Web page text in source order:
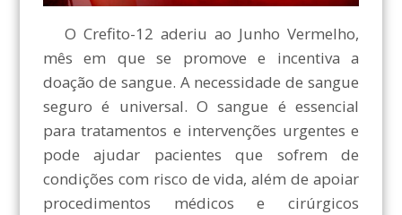
O Crefito-12 aderiu ao Junho Vermelho,
mês em que se promove e incentiva a
doação de sangue. A necessidade de sangue
seguro é universal. O sangue é essencial
para tratamentos e intervenções urgentes e
pode ajudar pacientes que sofrem de
condições com risco de vida, além de apoiar
procedimentos médicos e cirúrgicos